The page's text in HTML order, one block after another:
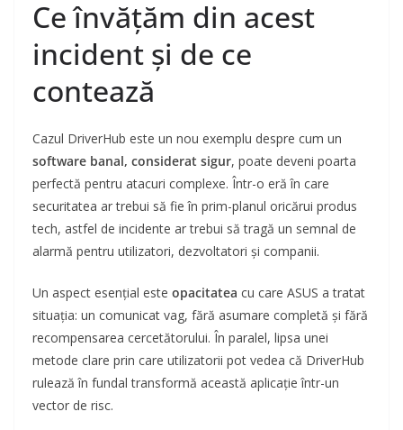
Ce învățăm din acest
incident și de ce
contează
Cazul DriverHub este un nou exemplu despre cum un
software banal, considerat sigur, poate deveni poarta
perfectă pentru atacuri complexe. Într-o eră în care
securitatea ar trebui să fie în prim-planul oricărui produs
tech, astfel de incidente ar trebui să tragă un semnal de
alarmă pentru utilizatori, dezvoltatori și companii.
Un aspect esențial este opacitatea cu care ASUS a tratat
situația: un comunicat vag, fără asumare completă și fără
recompensarea cercetătorului. În paralel, lipsa unei
metode clare prin care utilizatorii pot vedea că DriverHub
rulează în fundal transformă această aplicație într-un
vector de risc.